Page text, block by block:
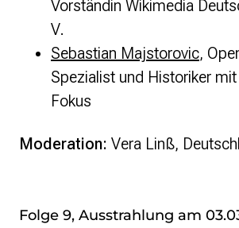
Vorständin Wikimedia
V.
Sebastian Majstorovic,
Spezialist und Historiker
Fokus
Moderation: Vera Linß,
Folge 9, Ausstrahlung am